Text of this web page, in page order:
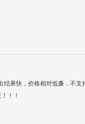
结果快，价格相对低廉，不支
！！